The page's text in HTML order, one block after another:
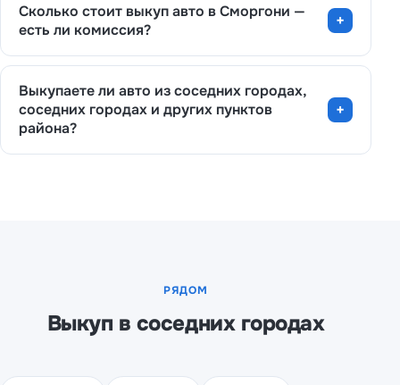
Сколько стоит выкуп авто в Сморгони —
есть ли комиссия?
Выкупаете ли авто из соседних городах,
соседних городах и других пунктов
района?
РЯДОМ
Выкуп в соседних городах